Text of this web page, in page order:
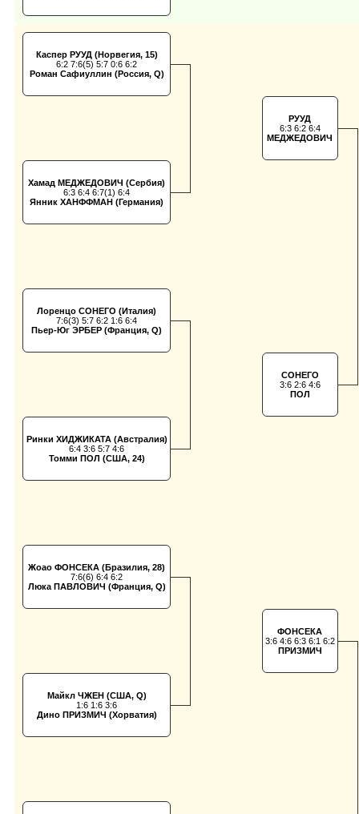
Каспер РУУД (Норвегия, 15)
6:2 7:6(5) 5:7 0:6 6:2
Роман Сафиуллин (Россия, Q)
Хамад МЕДЖЕДОВИЧ (Сербия)
6:3 6:4 6:7(1) 6:4
Янник ХАНФФМАН (Германия)
Лоренцо СОНЕГО (Италия)
7:6(3) 5:7 6:2 1:6 6:4
Пьер-Юг ЭРБЕР (Франция, Q)
Ринки ХИДЖИКАТА (Австралия)
6:4 3:6 5:7 4:6
Томми ПОЛ (США, 24)
Жоао ФОНСЕКА (Бразилия, 28)
7:6(6) 6:4 6:2
Люка ПАВЛОВИЧ (Франция, Q)
Майкл ЧЖЕН (США, Q)
1:6 1:6 3:6
Дино ПРИЗМИЧ (Хорватия)
РУУД
6:3 6:2 6:4
МЕДЖЕДОВИЧ
СОНЕГО
3:6 2:6 4:6
ПОЛ
ФОНСЕКА
3:6 4:6 6:3 6:1 6:2
ПРИЗМИЧ